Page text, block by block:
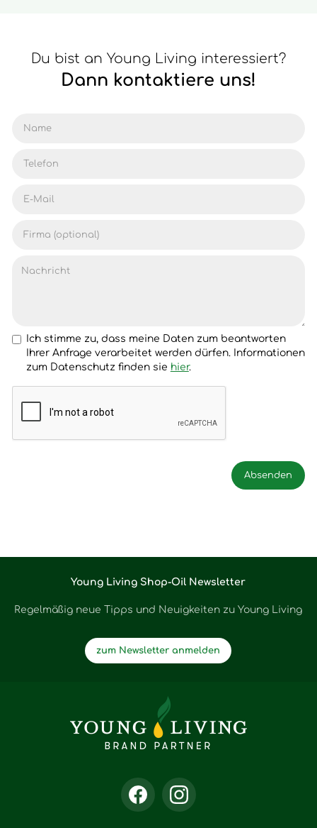
Du bist an Young Living interessiert?
Dann kontaktiere uns!
Ich stimme zu, dass meine Daten zum beantworten
Ihrer Anfrage verarbeitet werden dürfen. Informationen
zum Datenschutz finden sie hier.
Young Living Shop-Oil Newsletter
Regelmäßig neue Tipps und Neuigkeiten zu Young Living
zum Newsletter anmelden